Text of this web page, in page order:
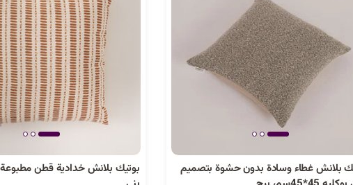
بلانش غطاء وسادة بدون حشوة بتصميم
بوتيك بلانش خدادية قطن